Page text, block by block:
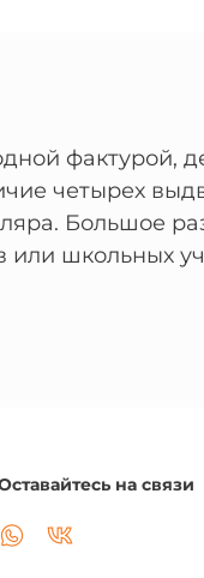
фактурой,
четырех
Большое
или школьных
на связи